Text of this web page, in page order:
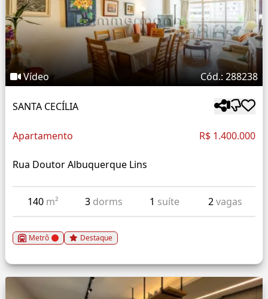
Vídeo Cód.: 288238
SANTA CECÍLIA
Apartamento R$ 1.400.000
Rua Doutor Albuquerque Lins
140 m² 3 dorms 1 suíte 2vagas
Metrô Destaque